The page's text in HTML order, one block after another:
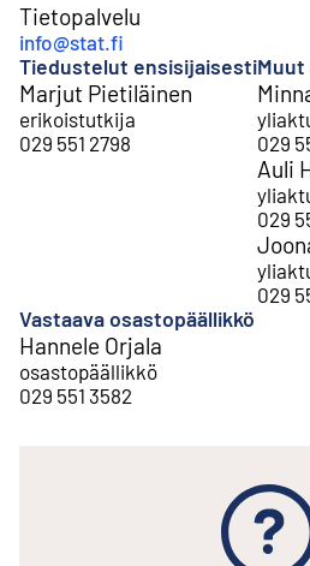
Tietopalvelu
info@stat.fi
Tiedustelut ensisijaisesti
Marjut Pietiläinen
erikoistutkija
029 551 2798
029
Auli
029
029
Vastaava osastopäällikkö
Hannele Orjala
osastopäällikkö
029 551 3582